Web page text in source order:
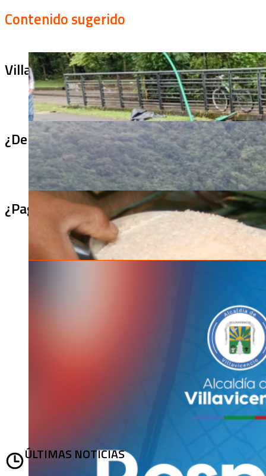
Contenido sugerido
Villa Julia no puede tapar el problema:
¿De qué sirve un puente terminado si no
¿Pagaron menos de lo permitido por el
ÚLTIMAS NOTICIAS